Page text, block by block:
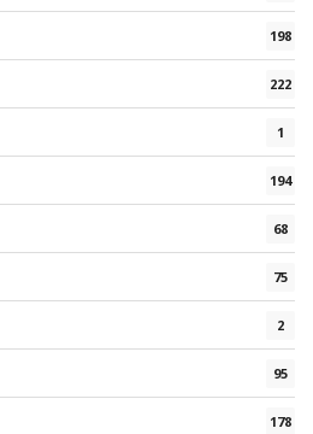
198
222
1
194
68
75
2
95
178